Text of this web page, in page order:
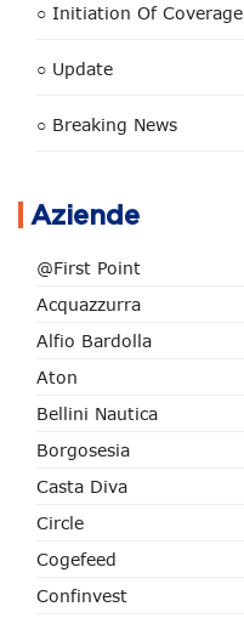
○ Initiation Of Coverage
○ Update
○ Breaking News
Aziende
@First Point
Acquazzurra
Alfio Bardolla
Aton
Bellini Nautica
Borgosesia
Casta Diva
Circle
Cogefeed
Confinvest